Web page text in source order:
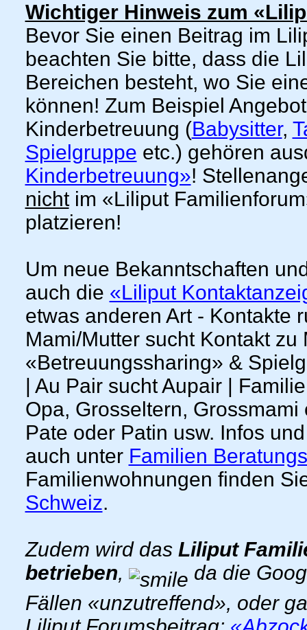
Wichtiger Hinweis zum
Bevor Sie einen Beitrag im
beachten Sie bitte, dass die
Bereichen besteht, wo Sie
können! Zum Beispiel
Kinderbetreuung (Babysitter,
Spielgruppe etc.) gehören
Kinderbetreuung»!
nichtim «Liliput
platzieren!
Um neue Bekanntschaften
auch die «Liliput
etwas anderen Art - Kontakte
Mami/Mutter sucht Kontakt
«Betreuungssharing» &
| Au Pair sucht Aupair |
Opa, Grosseltern,
Pate oder Patin usw. Infos
auch unter Familien
Familienwohnungen finden
Schweiz.
Zudem wird das Liliput
betrieben,
da die
Fällen «unzutreffend», oder